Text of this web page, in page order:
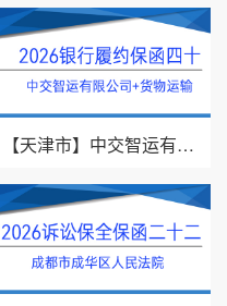
【天津市】中交智运有限公司/货物运输/2026年银行履约保函四十